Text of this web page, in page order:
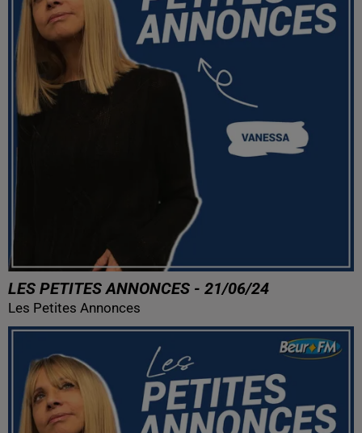
LES PETITES ANNONCES - 21/06/24
Les Petites Annonces